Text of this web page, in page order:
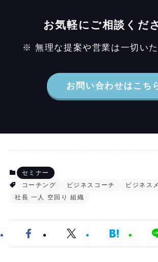
お気軽にご相談くだ
※ 無理な提案や営業は一切いた
お問い合わせはこち
セミナー
コーチング
ビジネスコーチ ビジネス
社長 一人 空回り 組織